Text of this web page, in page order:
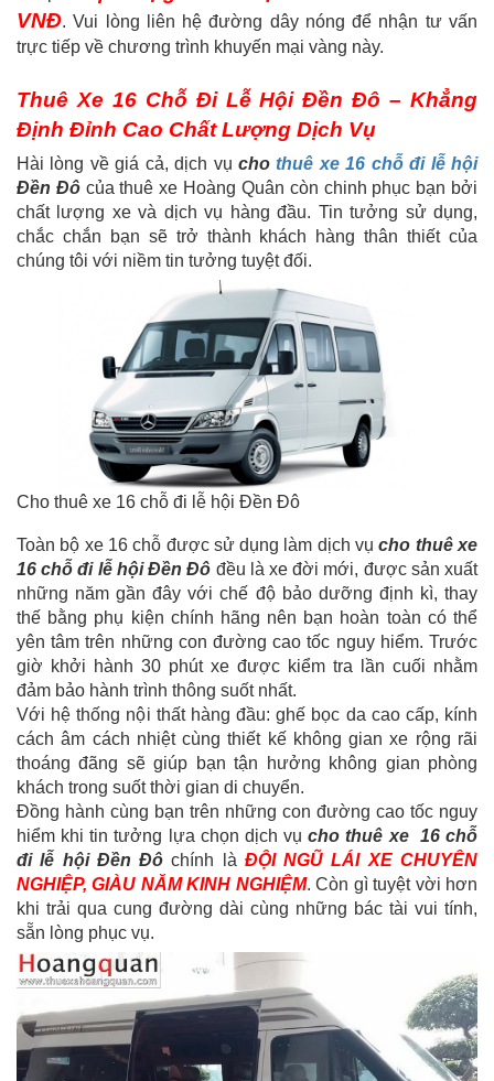
VNĐ. Vui lòng liên hệ đường dây nóng để nhận tư vấn
trực tiếp về chương trình khuyến mại vàng này.
Thuê Xe 16 Chỗ Đi Lễ Hội Đền Đô – Khẳng
Định Đỉnh Cao Chất Lượng Dịch Vụ
Hài lòng về giá cả, dịch vụ chothuê xe 16 chỗ đi lễ hội
Đền Đô của thuê xe Hoàng Quân còn chinh phục bạn bởi
chất lượng xe và dịch vụ hàng đầu. Tin tưởng sử dụng,
chắc chắn bạn sẽ trở thành khách hàng thân thiết của
chúng tôi với niềm tin tưởng tuyệt đối.
Cho thuê xe 16 chỗ đi lễ hội Đền Đô
Toàn bộ xe 16 chỗ được sử dụng làm dịch vụ cho thuê xe
16 chỗ đi lễ hội Đền Đô đều là xe đời mới, được sản xuất
những năm gần đây với chế độ bảo dưỡng định kì, thay
thế bằng phụ kiện chính hãng nên bạn hoàn toàn có thể
yên tâm trên những con đường cao tốc nguy hiểm. Trước
giờ khởi hành 30 phút xe được kiểm tra lần cuối nhằm
đảm bảo hành trình thông suốt nhất.
Với hệ thống nội thất hàng đầu: ghế bọc da cao cấp, kính
cách âm cách nhiệt cùng thiết kế không gian xe rộng rãi
thoáng đãng sẽ giúp bạn tận hưởng không gian phòng
khách trong suốt thời gian di chuyển.
Đồng hành cùng bạn trên những con đường cao tốc nguy
hiểm khi tin tưởng lựa chọn dịch vụcho thuê xe 16 chỗ
đi lễ hội Đền Đô chính là ĐỘI NGŨ LÁI XE CHUYÊN
NGHIỆP, GIÀU NĂM KINH NGHIỆM. Còn gì tuyệt vời hơn
khi trải qua cung đường dài cùng những bác tài vui tính,
sẵn lòng phục vụ.